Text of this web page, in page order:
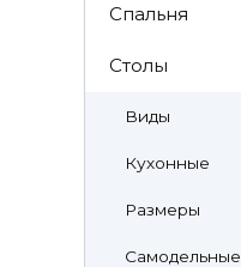
Спальня
Столы
Виды
Кухонные
Размеры
Самодельные